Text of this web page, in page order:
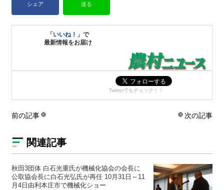
シェア 送る
「いいね！」で
最新情報をお届け
Twitterでもチェック！！
前の記事 次の記事
関連記事
秋田3団体 白石光重氏が機械化協会の会長に
公取協会長に白石光弘氏が再任 10月31日～11
月4日由利本庄市で機械化ショー